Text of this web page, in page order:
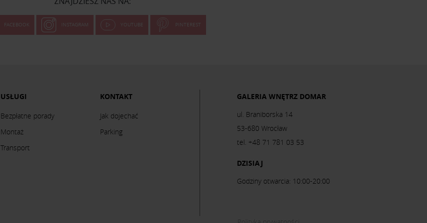
FACEBOOK INSTAGRAM YOUTUBE PINTEREST
USŁUGI
Bezpłatne porady
Montaż
Transport
KONTAKT
Jak dojechać
Parking
GALERIA WNĘTRZ DOMAR
ul. Braniborska 14
53-680 Wrocław
tel. +48 71 781 03 53
DZISIAJ
Godziny otwarcia: 10:00-20:00